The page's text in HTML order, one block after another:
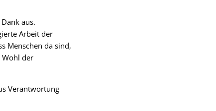
aus.
Arbeit der
Menschen da sind,
Wohl der
Verantwortung